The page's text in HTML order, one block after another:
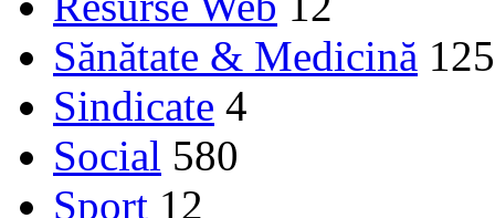
Sănătate & Medicină 125
Sindicate 4
Social 580
Sport 12